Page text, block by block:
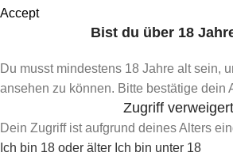
Accept
Bist du über 18
Du musst mindestens 18 Jahre alt sein,
ansehen zu können. Bitte bestätige dein
Zugriff verweigert
Dein Zugriff ist aufgrund deines Alters
Ich bin 18 oder älter Ich bin unter 18